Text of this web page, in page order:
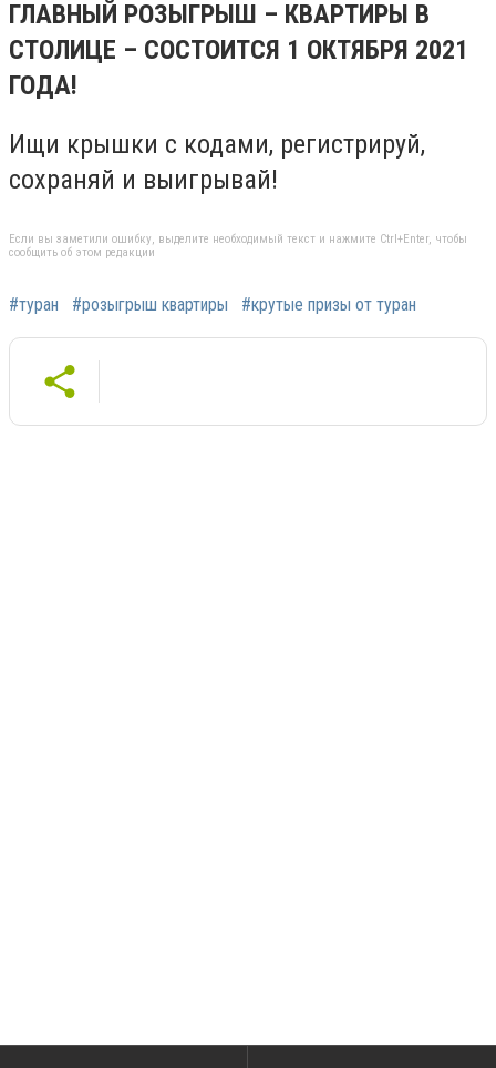
ГЛАВНЫЙ РОЗЫГРЫШ – КВАРТИРЫ В
СТОЛИЦЕ – СОСТОИТСЯ 1 ОКТЯБРЯ 2021
ГОДА!
Ищи крышки с кодами, регистрируй,
сохраняй и выигрывай!
Если вы заметили ошибку, выделите необходимый текст и нажмите Ctrl+Enter, чтобы
сообщить об этом редакции
#туран #розыгрыш квартиры #крутые призы от туран